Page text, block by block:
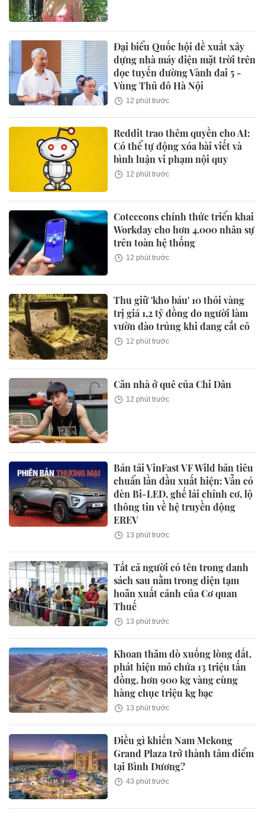
Đại biểu Quốc hội đề xuất xây
dựng nhà máy điện mặt trời trên
dọc tuyến đường Vành đai 5 -
Vùng Thủ đô Hà Nội
12 phút trước
Reddit trao thêm quyền cho AI:
Có thể tự động xóa bài viết và
bình luận vi phạm nội quy
12 phút trước
Coteccons chính thức triển khai
Workday cho hơn 4.000 nhân sự
trên toàn hệ thống
12 phút trước
Thu giữ 'kho báu' 10 thỏi vàng
trị giá 1,2 tỷ đồng do người làm
vườn đào trúng khi đang cắt cỏ
12 phút trước
Căn nhà ở quê của Chi Dân
12 phút trước
Bán tải VinFast VF Wild bản tiêu
chuẩn lần đầu xuất hiện: Vẫn có
đèn Bi-LED, ghế lái chỉnh cơ, lộ
thông tin về hệ truyền động
EREV
13 phút trước
Tất cả người có tên trong danh
sách sau nằm trong diện tạm
hoãn xuất cảnh của Cơ quan
Thuế
13 phút trước
Khoan thăm dò xuống lòng đất,
phát hiện mỏ chứa 13 triệu tấn
đồng, hơn 900 kg vàng cùng
hàng chục triệu kg bạc
13 phút trước
Điều gì khiến Nam Mekong
Grand Plaza trở thành tâm điểm
tại Bình Dương?
43 phút trước